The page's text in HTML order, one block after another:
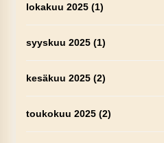
lokakuu 2025(1)
syyskuu 2025(1)
kesäkuu 2025(2)
toukokuu 2025(2)